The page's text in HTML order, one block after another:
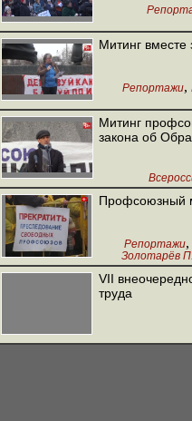
Митинг
Репортажи,
Митинг
закона об
Профсоюзный
Репортажи,
Золотарёв
VII
труда